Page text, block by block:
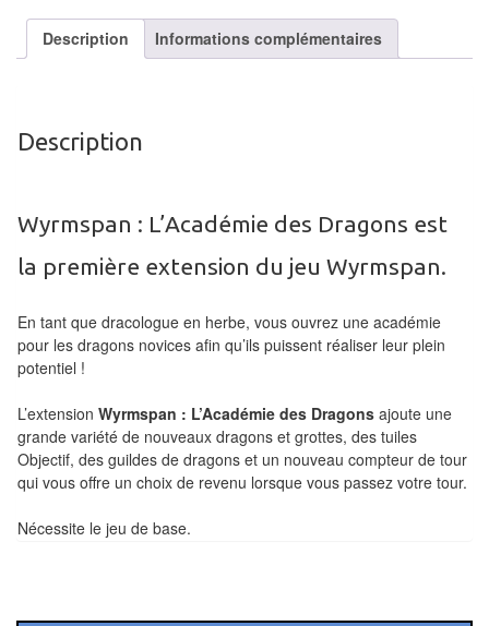
Logiciels
Livres
en
Livres
en
Tables
Jeux
de
société
Description Informations complémentaires
Description
Wyrmspan : L’Académie des Dragons est
la première extension du jeu Wyrmspan.
En tant que dracologue en herbe, vous ouvrez une académie
pour les dragons novices afin qu’ils puissent réaliser leur plein
potentiel !
L’extension Wyrmspan : L’Académie des Dragons ajoute une
grande variété de nouveaux dragons et grottes, des tuiles
Objectif, des guildes de dragons et un nouveau compteur de tour
qui vous offre un choix de revenu lorsque vous passez votre tour.
Nécessite le jeu de base.